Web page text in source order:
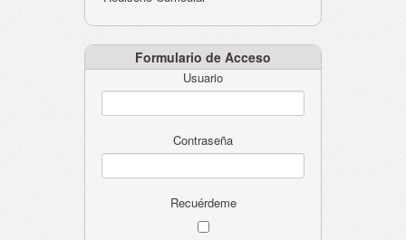
Formulario de Acceso
Usuario
Contraseña
Recuérdeme